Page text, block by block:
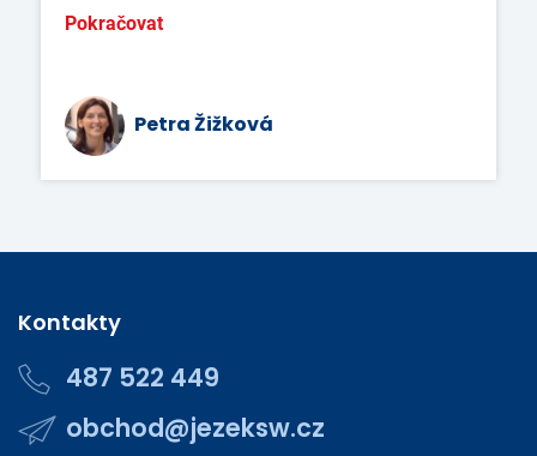
Pokračovat
Petra Žižková
Kontakty
487 522 449
obchod@jezeksw.cz